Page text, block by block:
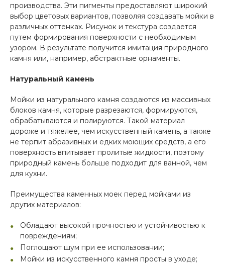
производства. Эти пигменты предоставляют широкий
выбор цветовых вариантов, позволяя создавать мойки в
различных оттенках. Рисунок и текстура создается
путем формирования поверхности с необходимым
узором. В результате получится имитация природного
камня или, например, абстрактные орнаменты.
Натуральный камень
Мойки из натурального камня создаются из массивных
блоков камня, которые разрезаются, формируются,
обрабатываются и полируются. Такой материал
дороже и тяжелее, чем искусственный камень, а также
не терпит абразивных и едких моющих средств, а его
поверхность впитывает пролитые жидкости, поэтому
природный камень больше подходит для ванной, чем
для кухни.
Преимущества каменных моек перед мойками из
других материалов:
Обладают высокой прочностью и устойчивостью к
повреждениям;
Поглощают шум при ее использовании;
Мойки из искусственного камня просты в уходе;